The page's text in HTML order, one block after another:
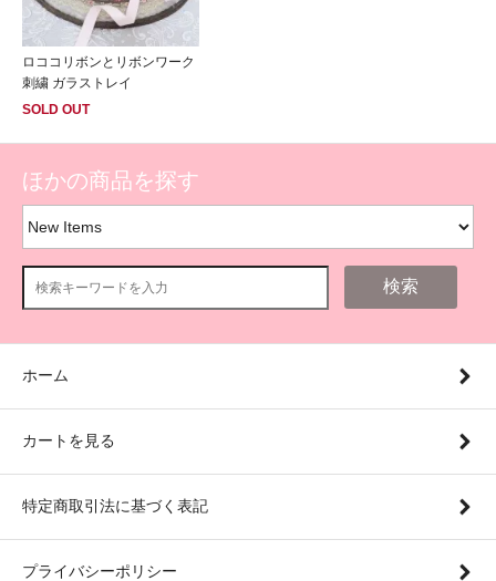
ロココリボンとリボンワーク
刺繍 ガラストレイ
SOLD OUT
ほかの商品を探す
検索
ホーム
カートを見る
特定商取引法に基づく表記
プライバシーポリシー